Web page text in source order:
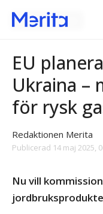
Kriget i Ukraina
EU
Ukraina –
för rysk
Redaktionen Merita
Publicerad 14 maj 2025,
Nu vill